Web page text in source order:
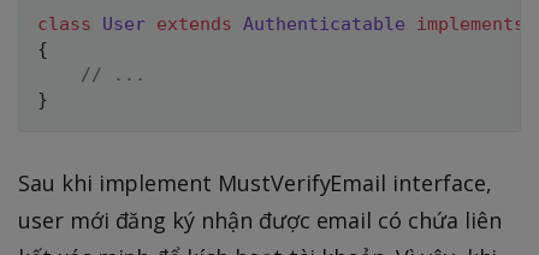
class User extends Authenticatable implements
{
// ...
}
Sau khi implement MustVerifyEmail interface,
user mới đăng ký nhận được email có chứa liên